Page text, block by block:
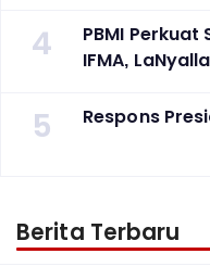
4
PBMI
IFMA,
5 Respons
Berita Terbaru